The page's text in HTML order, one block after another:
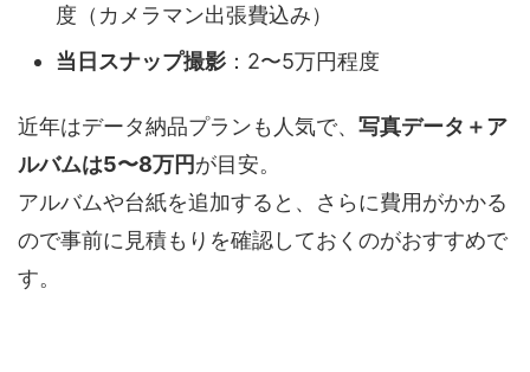
度（カメラマン出張費込み）
当日スナップ撮影 ：2〜5万円程度
近年はデータ納品プランも人気で、 写真データ＋ア
ルバムは5〜8万円が目安。
アルバムや台紙を追加すると、さらに費用がかかる
ので事前に見積もりを確認しておくのがおすすめで
す。